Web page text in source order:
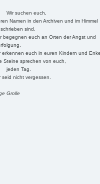
suchen euch,
Namen in den Archiven und im Himmel
sind.
begegnen euch an Orten der Angst und
erkennen euch in euren Kindern und
Steine sprechen von euch,
Tag.
seid nicht vergessen.
Grolle